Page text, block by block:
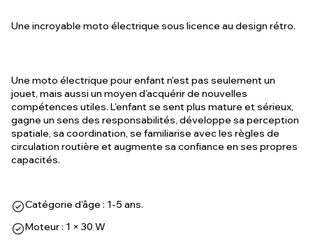
Une incroyable moto électrique sous licence au design rétro.
Une moto électrique pour enfant n'est pas seulement un
jouet, mais aussi un moyen d'acquérir de nouvelles
compétences utiles. L'enfant se sent plus mature et sérieux,
gagne un sens des responsabilités, développe sa perception
spatiale, sa coordination, se familiarise avec les règles de
circulation routière et augmente sa confiance en ses propres
capacités.
Catégorie d'âge : 1-5 ans.
Moteur : 1 × 30 W